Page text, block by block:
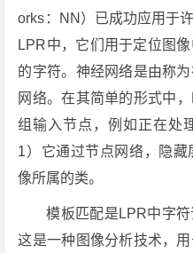
orks：NN）已成功应用于
LPR中，它们用于定位图
的字符。神经网络是由称
网络。在其简单的形式中
组输入节点，例如正在处
1）它通过节点网络，隐藏
像所属的类。
模板匹配是LPR中字符
这是一种图像分析技术，